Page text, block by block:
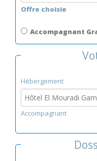
Offre choisie
Accompagnant
Hébergement
Accompagnant